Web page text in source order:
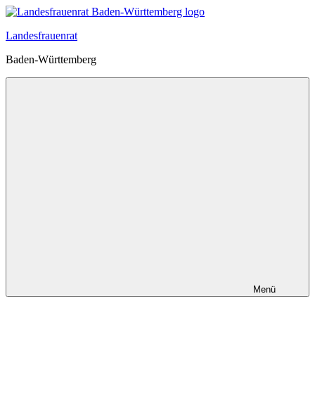
Zum
springen
Landesfrauenrat
Baden-Württemberg
Menü